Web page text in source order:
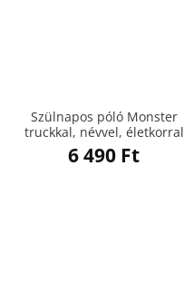
Szülnapos póló Monster
truckkal, névvel, életkorral
6 490 Ft